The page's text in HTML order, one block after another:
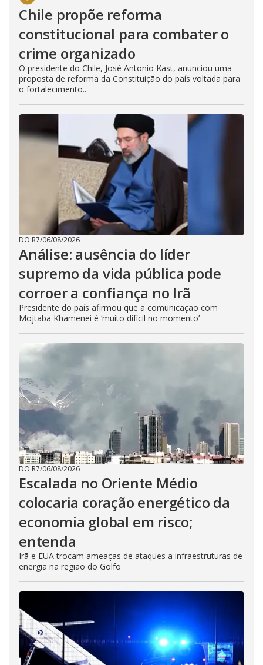
Chile propõe reforma
constitucional para combater o
crime organizado
O presidente do Chile, José Antonio Kast, anunciou uma
proposta de reforma da Constituição do país voltada para
o fortalecimento...
DO R7/06/08/2026
Análise: ausência do líder
supremo da vida pública pode
corroer a confiança no Irã
Presidente do país afirmou que a comunicação com
Mojtaba Khamenei é ‘muito difícil no momento’
DO R7/06/08/2026
Escalada no Oriente Médio
colocaria coração energético da
economia global em risco;
entenda
Irã e EUA trocam ameaças de ataques a infraestruturas de
energia na região do Golfo